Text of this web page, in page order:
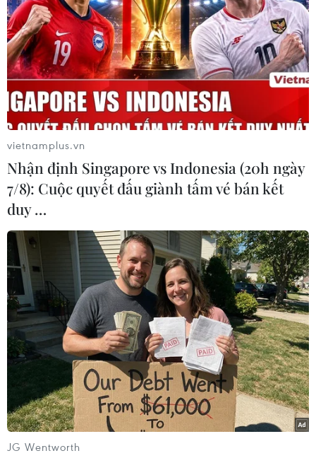
#Bộ Tư pháp
#Miễn nhiệm thành viên Hội đồng trường
#Trường Đại học Luật Hà Nội
#Trịnh Văn Quyết
#Thao túng thị trường chứng khoán
TP. Hà Nội
Theo dõi VietnamPlus
TIN LIÊN QUAN
vietnamplus.vn
Nhận định Singapore vs Indonesia (20h ngày
7/8): Cuộc quyết đấu giành tấm vé bán kết
duy …
JG Wentworth